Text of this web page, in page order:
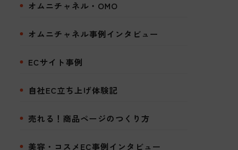
オムニチャネル・OMO
オムニチャネル事例インタビュー
ECサイト事例
自社EC立ち上げ体験記
売れる！商品ページのつくり方
美容・コスメEC事例インタビュー